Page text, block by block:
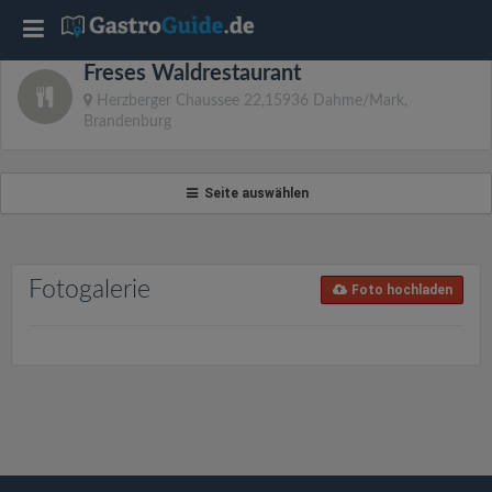
Freses Waldrestaurant
Herzberger Chaussee 22,15936 Dahme/Mark,
Brandenburg
Seite auswählen
Fotogalerie Foto hochladen
T
o